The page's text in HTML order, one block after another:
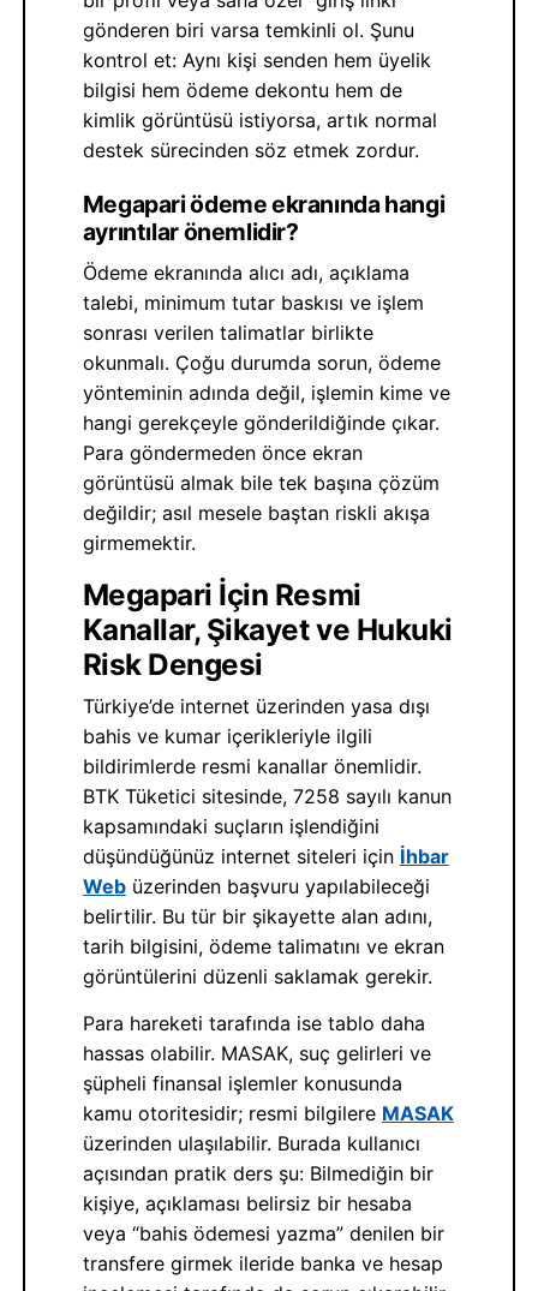
gönderen biri varsa temkinli ol. Şunu
kontrol et: Aynı kişi senden hem üyelik
bilgisi hem ödeme dekontu hem de
kimlik görüntüsü istiyorsa, artık normal
destek sürecinden söz etmek zordur.
Megapari ödeme ekranında hangi
ayrıntılar önemlidir?
Ödeme ekranında alıcı adı, açıklama
talebi, minimum tutar baskısı ve işlem
sonrası verilen talimatlar birlikte
okunmalı. Çoğu durumda sorun, ödeme
yönteminin adında değil, işlemin kime ve
hangi gerekçeyle gönderildiğinde çıkar.
Para göndermeden önce ekran
görüntüsü almak bile tek başına çözüm
değildir; asıl mesele baştan riskli akışa
girmemektir.
Megapari İçin Resmi
Kanallar, Şikayet ve Hukuki
Risk Dengesi
Türkiye’de internet üzerinden yasa dışı
bahis ve kumar içerikleriyle ilgili
bildirimlerde resmi kanallar önemlidir.
BTK Tüketici sitesinde, 7258 sayılı kanun
kapsamındaki suçların işlendiğini
düşündüğünüz internet siteleri için İhbar
Webüzerinden başvuru yapılabileceği
belirtilir. Bu tür bir şikayette alan adını,
tarih bilgisini, ödeme talimatını ve ekran
görüntülerini düzenli saklamak gerekir.
Para hareketi tarafında ise tablo daha
hassas olabilir. MASAK, suç gelirleri ve
şüpheli finansal işlemler konusunda
kamu otoritesidir; resmi bilgilere MASAK
üzerinden ulaşılabilir. Burada kullanıcı
açısından pratik ders şu: Bilmediğin bir
kişiye, açıklaması belirsiz bir hesaba
veya “bahis ödemesi yazma” denilen bir
transfere girmek ileride banka ve hesap